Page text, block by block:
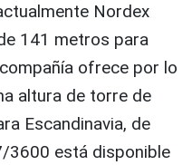
Nordex
141 metros para
ofrece por lo
altura de torre de
Escandinavia, de
3600 está disponible